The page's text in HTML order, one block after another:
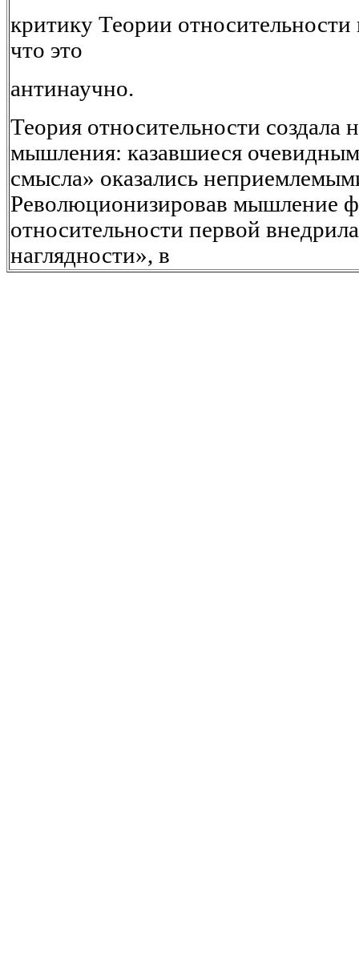
критику Теории
что это
антинаучно.
Теория относительности
мышления: казавшиеся
смысла» оказались
Революционизировав мышление
относительности первой
наглядности», в